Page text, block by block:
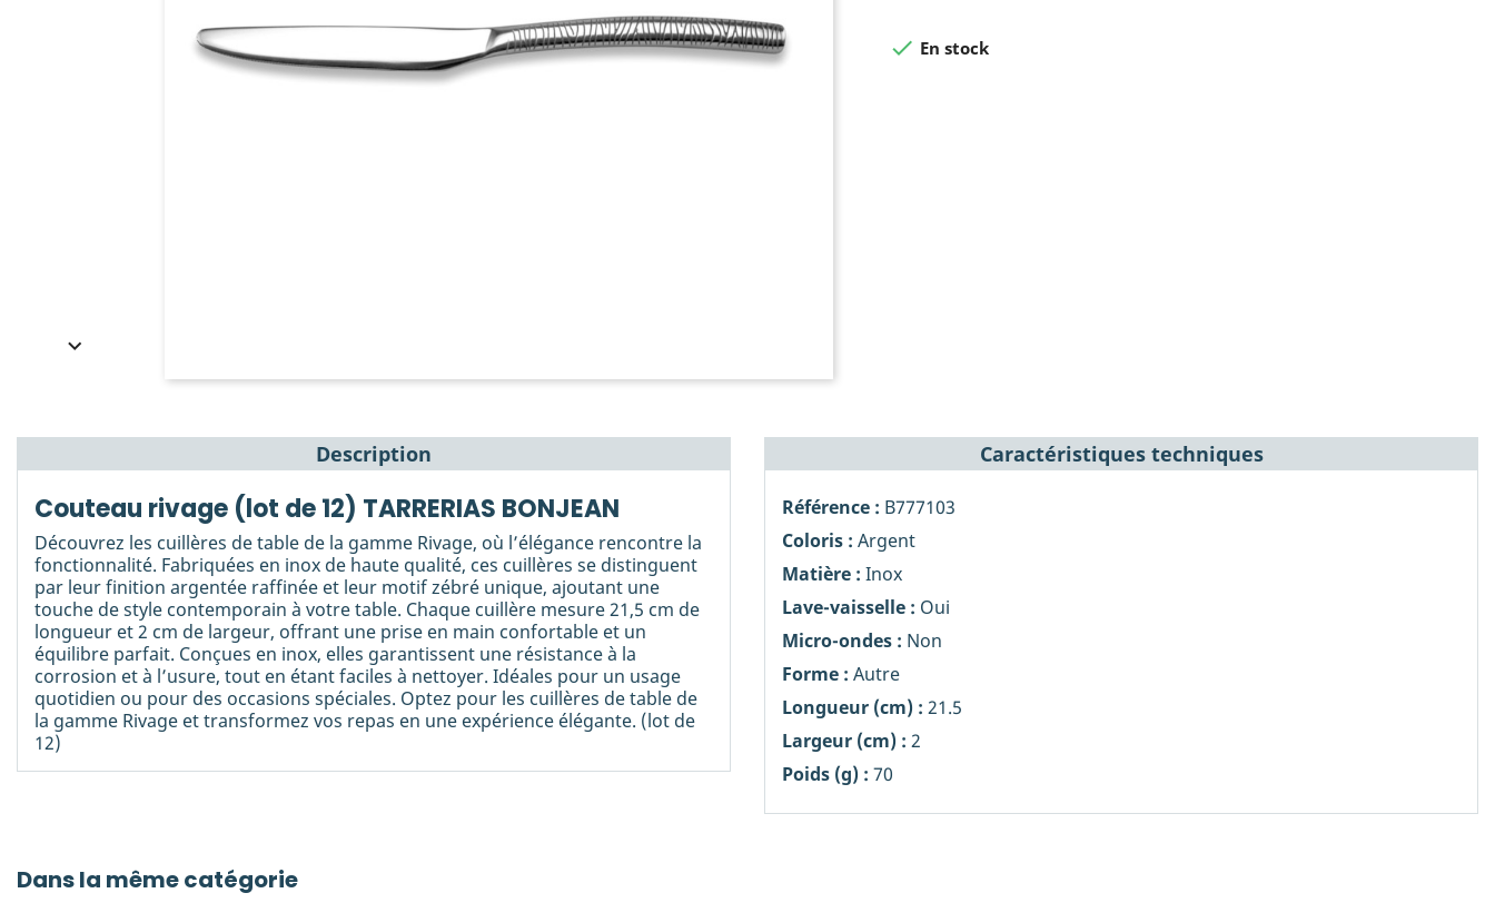

 En stock
Description
Couteau rivage (lot de 12) TARRERIAS BONJEAN
Découvrez les cuillères de table de la gamme Rivage, où l’élégance rencontre la
fonctionnalité. Fabriquées en inox de haute qualité, ces cuillères se distinguent
par leur finition argentée raffinée et leur motif zébré unique, ajoutant une
touche de style contemporain à votre table. Chaque cuillère mesure 21,5 cm de
longueur et 2 cm de largeur, offrant une prise en main confortable et un
équilibre parfait. Conçues en inox, elles garantissent une résistance à la
corrosion et à l’usure, tout en étant faciles à nettoyer. Idéales pour un usage
quotidien ou pour des occasions spéciales. Optez pour les cuillères de table de
la gamme Rivage et transformez vos repas en une expérience élégante. (lot de
12)
Caractéristiques techniques
Référence : B777103
Coloris : Argent
Matière : Inox
Lave-vaisselle : Oui
Micro-ondes : Non
Forme : Autre
Longueur (cm) : 21.5
Largeur (cm) : 2
Poids (g) : 70
Dans la même catégorie